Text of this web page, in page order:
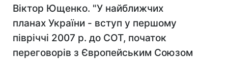
Віктор Ющенко. "У найближчих
планах України - вступ у першому
півріччі 2007 р. до СОТ, початок
переговорів з Європейським Союзом